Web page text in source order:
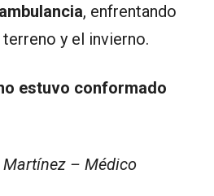
, enfrentando
y el invierno.
estuvo conformado
– Médico